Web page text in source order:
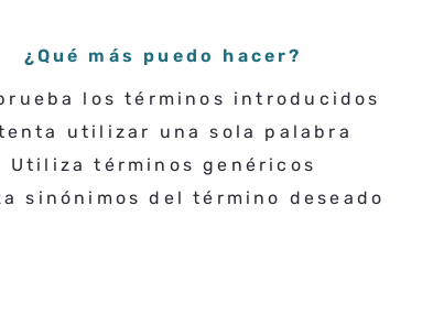
¿Qué más puedo hacer?
los términos introducidos
utilizar una sola palabra
Utiliza términos genéricos
sinónimos del término deseado